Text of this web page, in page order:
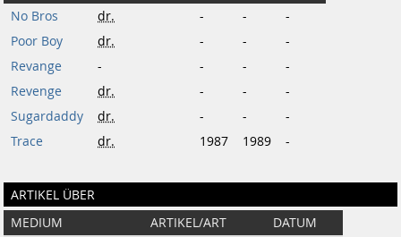
No Bros
dr. - -
-
Poor Boy
dr. - -
-
Revange
- - -
-
Revenge
dr. - -
-
Sugardaddy
dr. - -
-
Trace
dr. 1987 1989 -
ARTIKEL ÜBER
MEDIUM ARTIKEL/ART
DATUM